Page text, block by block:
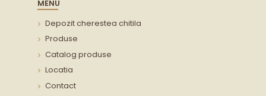
MENU
Depozit cherestea chitila
Produse
Catalog produse
Locatia
Contact